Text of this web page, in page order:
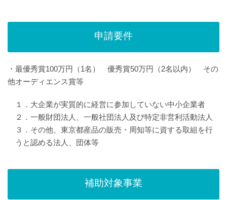
申請要件
・最優秀賞100万円（1名） 優秀賞50万円（2名以内） その
他オーディエンス賞等
１．大企業が実質的に経営に参加していない中小企業者
２．一般財団法人、一般社団法人及び特定非営利活動法人
３．その他、東京都産品の販売・周知等に資する取組を行
うと認める法人、団体等
補助対象事業